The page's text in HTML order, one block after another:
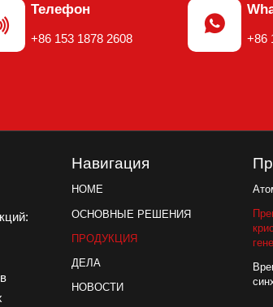
Телефон
+86 153 1878 2608

+86
Навигация
HOME
ОСНОВНЫЕ РЕШЕНИЯ
ПРОДУКЦИЯ
ДЕЛА
НОВОСТИ